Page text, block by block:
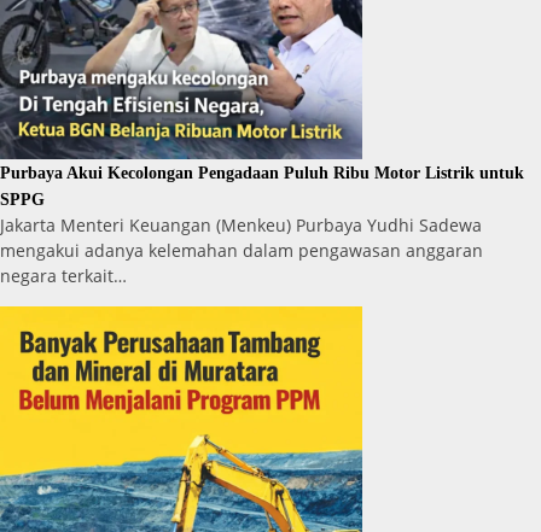
Purbaya Akui Kecolongan Pengadaan Puluh Ribu Motor Listrik untuk
SPPG
Jakarta Menteri Keuangan (Menkeu) Purbaya Yudhi Sadewa
mengakui adanya kelemahan dalam pengawasan anggaran
negara terkait…